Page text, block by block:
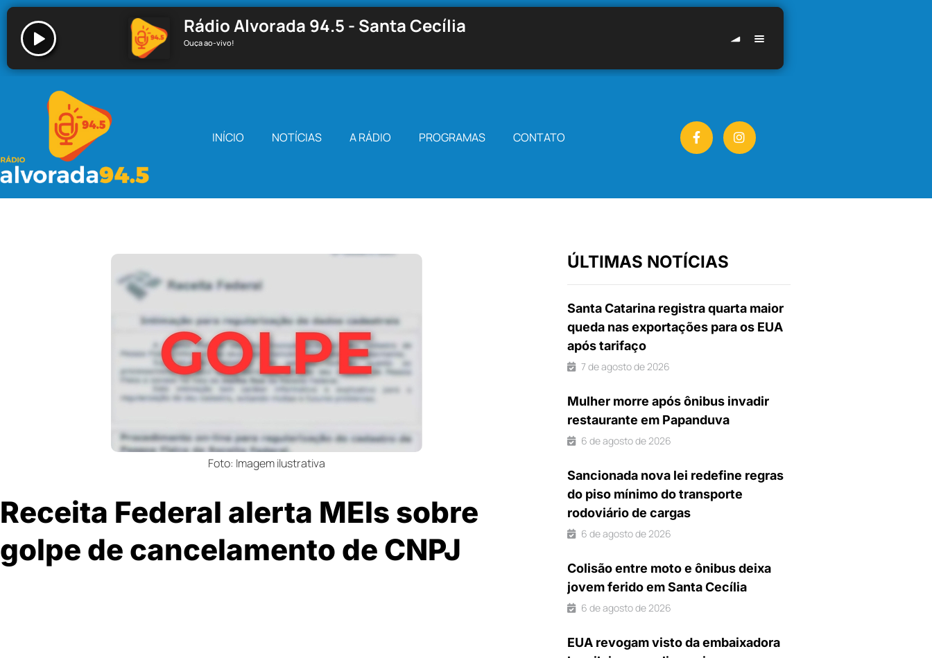
Rádio Alvorada 94.5 - Santa Cecília
Ouça ao-vivo!
Rádio Alvorada 94.5 - Santa Cecília
INÍCIO NOTÍCIAS A RÁDIO PROGRAMAS CONTATO
Foto: Imagem ilustrativa
Receita Federal alerta MEIs sobre
golpe de cancelamento de CNPJ
ÚLTIMAS NOTÍCIAS
Santa Catarina registra quarta maior
queda nas exportações para os EUA
após tarifaço
7 de agosto de 2026
Mulher morre após ônibus invadir
restaurante em Papanduva
6 de agosto de 2026
Sancionada nova lei redefine regras
do piso mínimo do transporte
rodoviário de cargas
6 de agosto de 2026
Colisão entre moto e ônibus deixa
jovem ferido em Santa Cecília
6 de agosto de 2026
EUA revogam visto da embaixadora